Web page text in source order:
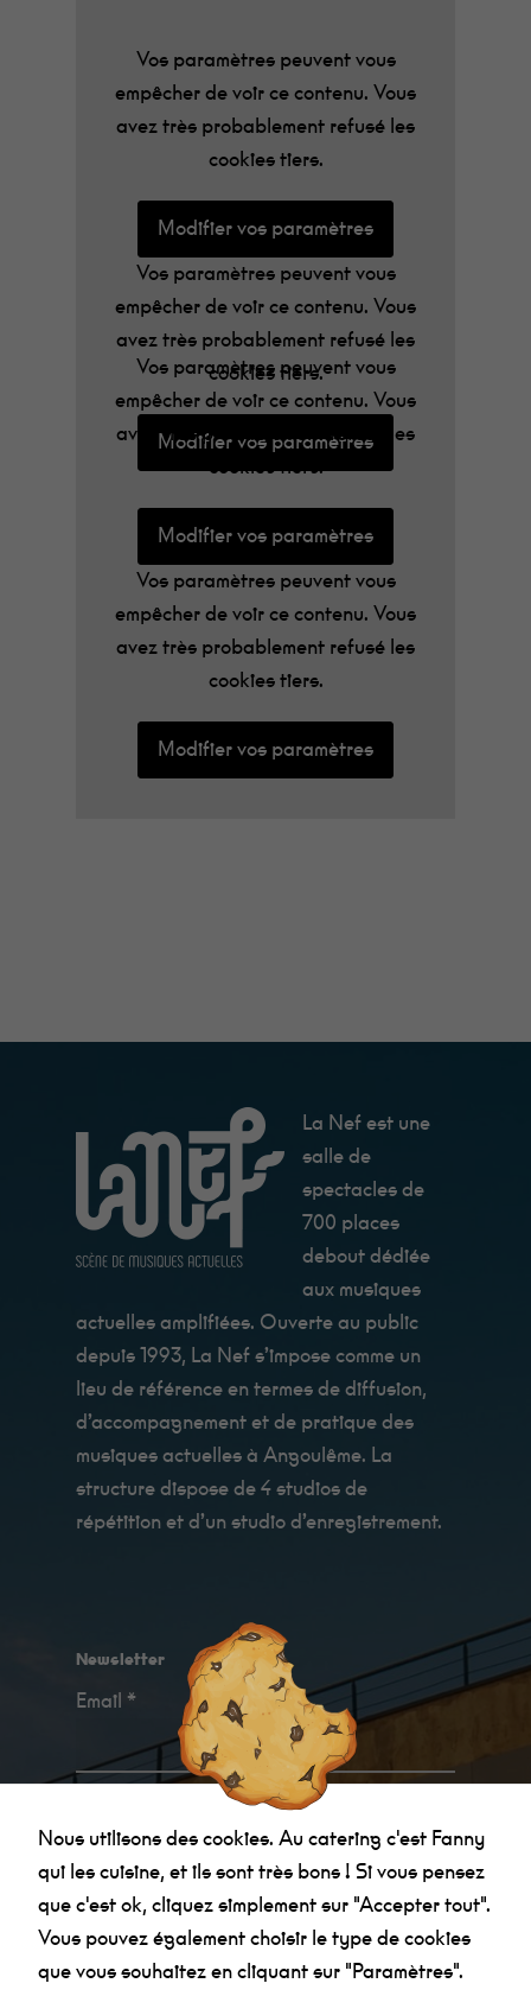
possibilité de faire garder vos enfants (15
euros par enfant, de 3 à 10 ans).
Réservation obligatoire et informations à :
guislaine@lanef-musiques.com
Vos paramètres peuvent vous
empêcher de voir ce contenu. Vous
avez très probablement refusé les
cookies tiers.
Modifier vos paramètres
Vos paramètres peuvent vous
empêcher de voir ce contenu. Vous
avez très probablement refusé les
cookies tiers.
Modifier vos paramètres
Vos paramètres peuvent vous
empêcher de voir ce contenu. Vous
avez très probablement refusé les
cookies tiers.
Modifier vos paramètres
Vos paramètres peuvent vous
empêcher de voir ce contenu. Vous
avez très probablement refusé les
cookies tiers.
Modifier vos paramètres
La Nef est une
salle de
spectacles de
700 places
debout dédiée
aux musiques
actuelles amplifiées. Ouverte au public
depuis 1993, La Nef s’impose comme un
lieu de référence en termes de diffusion,
d’accompagnement et de pratique des
musiques actuelles à Angoulême. La
structure dispose de 4 studios de
répétition et d’un studio d’enregistrement.
Newsletter
Email *
Je confirme avoirpris connaissance des
informations relatives à la politique de
confidentialité.
Nous utilisons des cookies. Au catering c'est Fanny
qui les cuisine, et ils sont très bons ! Si vous pensez
que c'est ok, cliquez simplement sur "Accepter tout".
Vous pouvez également choisir le type de cookies
que vous souhaitez en cliquant sur "Paramètres".
nécessaires au
fonctionnement
du site Web.
Au catering
c'est Fanny qui
les cuisine, et
ils sont très
bon !
Statistiques
Afin que
nous
puissions
améliorer la
fonctionnalité